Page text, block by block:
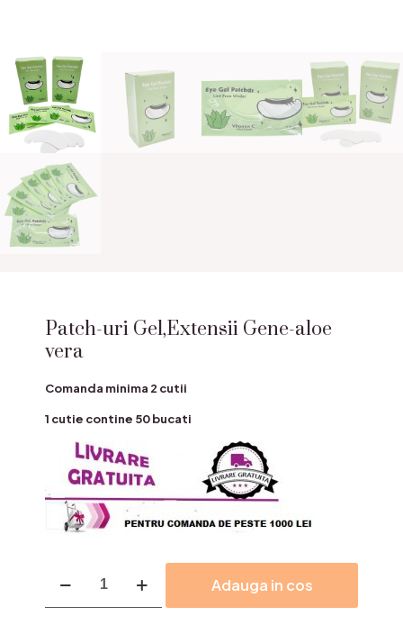
Patch-uri Gel,Extensii Gene-aloe
vera
Comanda minima 2 cutii
1 cutie contine 50 bucati
Patch-
uri
Adauga in cos